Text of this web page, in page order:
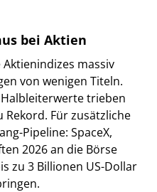
bei Aktien
massiv
von wenigen Titeln.
trieben
Rekord. Für zusätzliche
Pipeline: SpaceX,
2026 an die Börse
zu 3 Billionen US-Dollar